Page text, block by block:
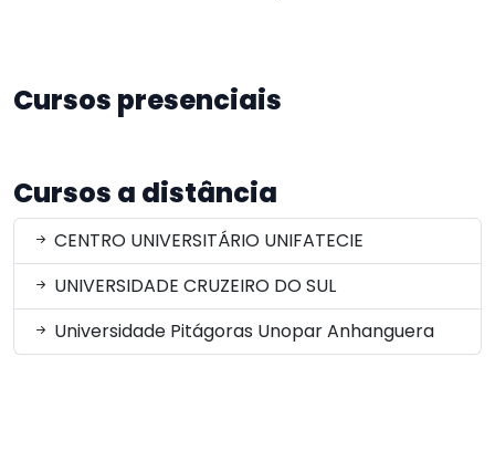
Cursos presenciais
Cursos a distância
CENTRO UNIVERSITÁRIO UNIFATECIE
UNIVERSIDADE CRUZEIRO DO SUL
Universidade Pitágoras Unopar Anhanguera